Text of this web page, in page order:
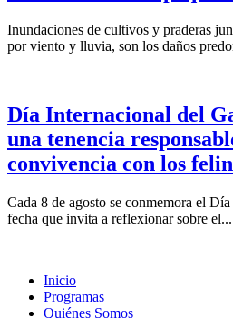
Inundaciones de cultivos y praderas
por viento y lluvia, son los daños
Día Internacional del
una tenencia
convivencia con los
Cada 8 de agosto se conmemora el
fecha que invita a reflexionar sobre el...
Inicio
Programas
Quiénes Somos